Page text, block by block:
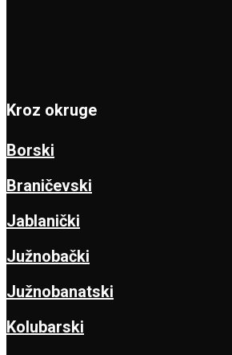
Kroz okruge
Borski
Braničevski
Jablanički
Južnobački
Južnobanatski
Kolubarski